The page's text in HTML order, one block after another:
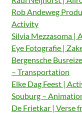
Rob Andeweg
Activity
Silvia Mezzasoma |
Eye Fotografie |
Bergensche
– Transportation
Elke Dag Feest |
Souburg –
De Frietkar | Verse